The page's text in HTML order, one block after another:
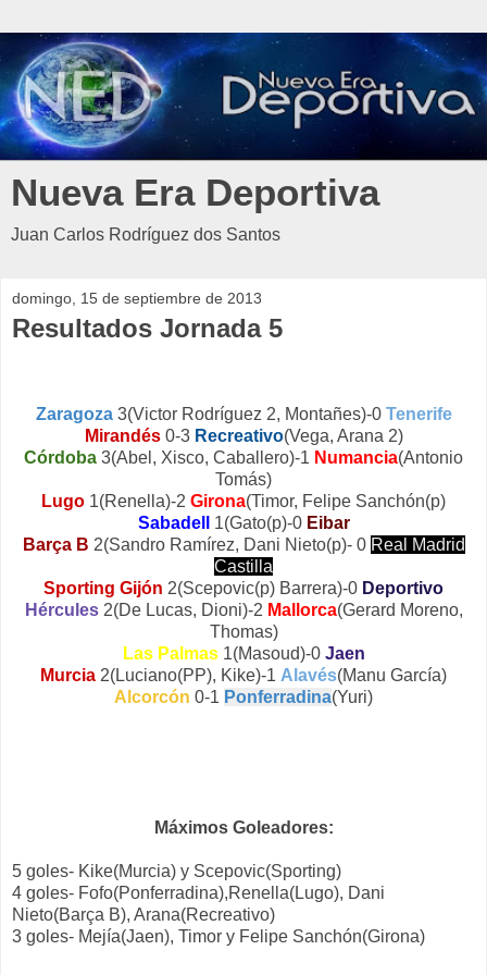
Nueva Era Deportiva
Juan Carlos Rodríguez dos Santos
domingo, 15 de septiembre de 2013
Resultados Jornada 5
Zaragoza3(Victor Rodríguez 2, Montañes)-0 Tenerife
Mirandés0-3 Recreativo(Vega, Arana 2)
Córdoba 3(Abel, Xisco, Caballero)-1 Numancia(Antonio
Tomás)
Lugo 1(Renella)-2 Girona(Timor, Felipe Sanchón(p)
Sabadell
1(Gato(p)-0 Eibar
Barça B 2(Sandro Ramírez, Dani Nieto(p)- 0 Real Madrid
Castilla
Sporting Gijón 2(Scepovic(p) Barrera)-0 Deportivo
Hércules2(De Lucas, Dioni)-2 Mallorca(Gerard Moreno,
Thomas)
Las Palmas1(Masoud)-0 Jaen
Murcia 2(Luciano(PP), Kike)-1 Alavés(Manu García)
Alcorcón 0-1 Ponferradina(Yuri)
Máximos Goleadores:
5 goles- Kike(Murcia) y Scepovic(Sporting)
4 goles- Fofo(Ponferradina),Renella(Lugo), Dani
Nieto(Barça B), Arana(Recreativo)
3 goles- Mejía(Jaen), Timor y Felipe Sanchón(Girona)